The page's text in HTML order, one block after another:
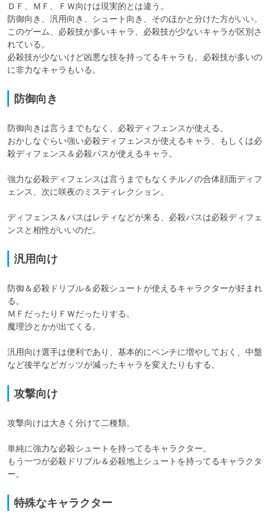
ＤＦ、ＭＦ、ＦＷ向けは現実的とは違う。
防御向き、汎用向き、シュート向き、そのほかと分けた方がいい。
このゲーム、必殺技が多いキャラ、必殺技が少ないキャラが区別さ
れている。
必殺技が少ないけど凶悪な技を持ってるキャラも、必殺技が多いの
に非力なキャラもいる。
防御向き
防御向きは言うまでもなく、必殺ディフェンスが使える。
おかしなぐらい強い必殺ディフェンスが使えるキャラ、もしくは必
殺ディフェンス＆必殺パスが使えるキャラ。
強力な必殺ディフェンスは言うまでもなくチルノの合体顔面ディフ
ェンス、次に咲夜のミスディレクション。
ディフェンス＆パスはレティなどが来る、必殺パスは必殺ディフェ
ンスと相性がいいのだ。
汎用向け
防御＆必殺ドリブル＆必殺シュートが使えるキャラクターが好まれ
る。
ＭＦだったりＦＷだったりする。
魔理沙とかが出てくる。
汎用向け選手は便利であり、基本的にベンチに増やしておく、中盤
など後半などガッツが減ったキャラを変えたりもする。
攻撃向け
攻撃向けは大きく分けて二種類。
単純に強力な必殺シュートを持ってるキャラクター。
もう一つが必殺ドリブル＆必殺地上シュートを持ってるキャラクタ
ー。
特殊なキャラクター